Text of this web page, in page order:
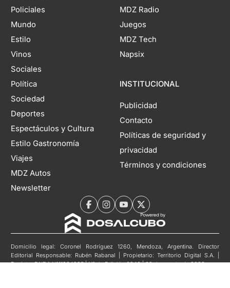
Policiales
Mundo
Estilo
Vinos
Sociales
Política
Sociedad
Deportes
Espectáculos y Cultura
Estilo Gastronomía
Viajes
MDZ Autos
Newsletter
MDZ Radio
Juegos
MDZ Tech
Napsix
INSTITUCIONAL
Publicidad
Contacto
Políticas de seguridad y
privacidad
Términos y condiciones
Domicilio legal: Coronel Rodríguez 1260, Mendoza, Argentina. Director
Editorial Responsable: Rubén Rabanal | Propietario: Territorio Digital S.A. |
Registro DNDA N°11804985 | Nº de Edición 6940 | 08 de agosto de 2026